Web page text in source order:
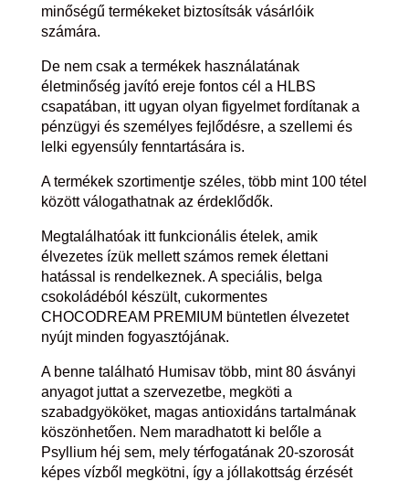
minőségű termékeket biztosítsák vásárlóik
számára.
De nem csak a termékek használatának
életminőség javító ereje fontos cél a HLBS
csapatában, itt ugyan olyan figyelmet fordítanak a
pénzügyi és személyes fejlődésre, a szellemi és
lelki egyensúly fenntartására is.
A termékek szortimentje széles, több mint 100 tétel
között válogathatnak az érdeklődők.
Megtalálhatóak itt funkcionális ételek, amik
élvezetes ízük mellett számos remek élettani
hatással is rendelkeznek. A speciális, belga
csokoládéból készült, cukormentes
CHOCODREAM PREMIUM büntetlen élvezetet
nyújt minden fogyasztójának.
A benne található Humisav több, mint 80 ásványi
anyagot juttat a szervezetbe, megköti a
szabadgyököket, magas antioxidáns tartalmának
köszönhetően. Nem maradhatott ki belőle a
Psyllium héj sem, mely térfogatának 20-szorosát
képes vízből megkötni, így a jóllakottság érzését